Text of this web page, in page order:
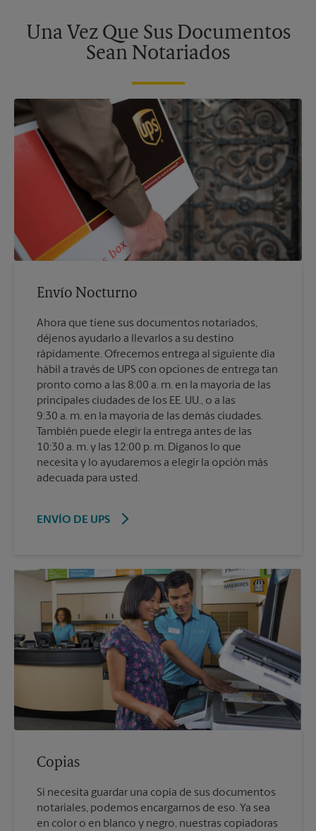
Una Vez Que Sus Documentos
Sean Notariados
Envío Nocturno
Ahora que tiene sus documentos notariados,
déjenos ayudarlo a llevarlos a su destino
rápidamente. Ofrecemos entrega al siguiente día
hábil a través de UPS con opciones de entrega tan
pronto como a las 8:00 a. m. en la mayoría de las
principales ciudades de los EE. UU., o a las
9:30 a. m. en la mayoría de las demás ciudades.
También puede elegir la entrega antes de las
10:30 a. m. y las 12:00 p. m. Díganos lo que
necesita y lo ayudaremos a elegir la opción más
adecuada para usted.
ENVÍO DE UPS
Copias
Si necesita guardar una copia de sus documentos
notariales, podemos encargarnos de eso. Ya sea
en color o en blanco y negro, nuestras copiadoras